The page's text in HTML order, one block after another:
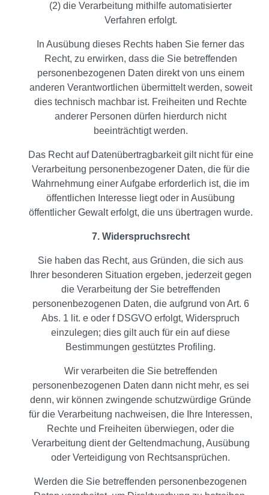
(2) die Verarbeitung mithilfe automatisierter
Verfahren erfolgt.
In Ausübung dieses Rechts haben Sie ferner das
Recht, zu erwirken, dass die Sie betreffenden
personenbezogenen Daten direkt von uns einem
anderen Verantwortlichen übermittelt werden, soweit
dies technisch machbar ist. Freiheiten und Rechte
anderer Personen dürfen hierdurch nicht
beeinträchtigt werden.
Das Recht auf Datenübertragbarkeit gilt nicht für eine
Verarbeitung personenbezogener Daten, die für die
Wahrnehmung einer Aufgabe erforderlich ist, die im
öffentlichen Interesse liegt oder in Ausübung
öffentlicher Gewalt erfolgt, die uns übertragen wurde.
7. Widerspruchsrecht
Sie haben das Recht, aus Gründen, die sich aus
Ihrer besonderen Situation ergeben, jederzeit gegen
die Verarbeitung der Sie betreffenden
personenbezogenen Daten, die aufgrund von Art. 6
Abs. 1 lit. e oder f DSGVO erfolgt, Widerspruch
einzulegen; dies gilt auch für ein auf diese
Bestimmungen gestütztes Profiling.
Wir verarbeiten die Sie betreffenden
personenbezogenen Daten dann nicht mehr, es sei
denn, wir können zwingende schutzwürdige Gründe
für die Verarbeitung nachweisen, die Ihre Interessen,
Rechte und Freiheiten überwiegen, oder die
Verarbeitung dient der Geltendmachung, Ausübung
oder Verteidigung von Rechtsansprüchen.
Werden die Sie betreffenden personenbezogenen